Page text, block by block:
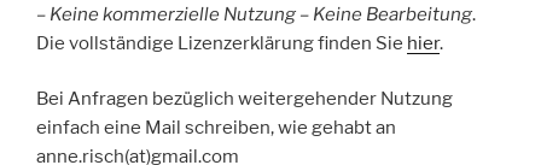
– Keine kommerzielle Nutzung – Keine Bearbeitung.
Die vollständige Lizenzerklärung finden Sie hier.
Bei Anfragen bezüglich weitergehender Nutzung
einfach eine Mail schreiben, wie gehabt an
anne.risch(at)gmail.com